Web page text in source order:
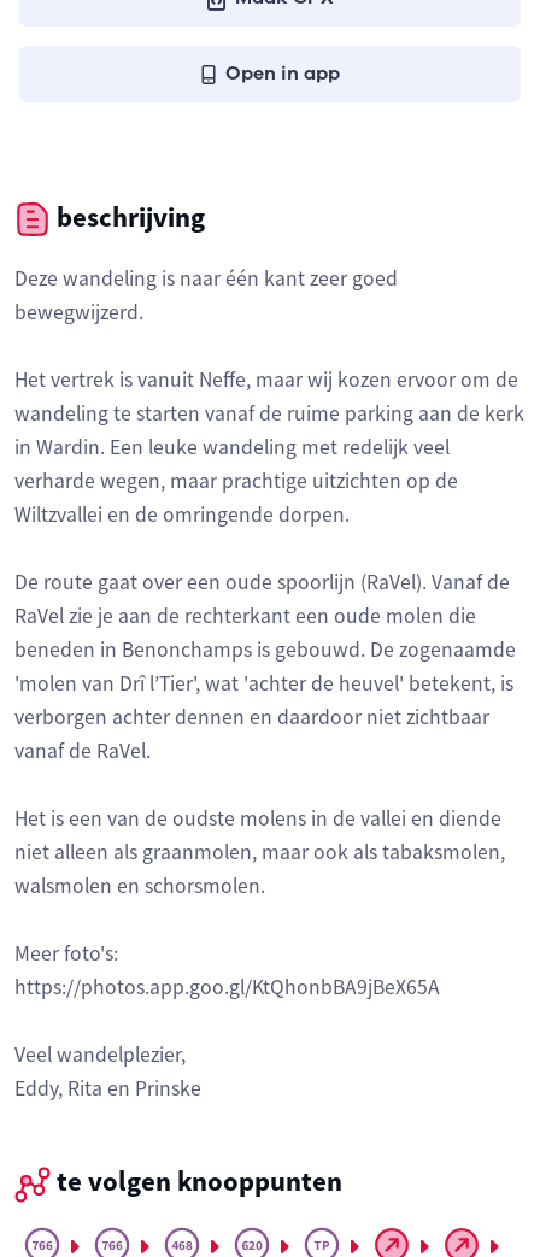
Open in app
beschrijving
Deze wandeling is naar één kant zeer goed
bewegwijzerd.
Het vertrek is vanuit Neffe, maar wij kozen ervoor om de
wandeling te starten vanaf de ruime parking aan de kerk
in Wardin. Een leuke wandeling met redelijk veel
verharde wegen, maar prachtige uitzichten op de
Wiltzvallei en de omringende dorpen.
De route gaat over een oude spoorlijn (RaVel). Vanaf de
RaVel zie je aan de rechterkant een oude molen die
beneden in Benonchamps is gebouwd. De zogenaamde
'molen van Drî l’Tier', wat 'achter de heuvel' betekent, is
verborgen achter dennen en daardoor niet zichtbaar
vanaf de RaVel.
Het is een van de oudste molens in de vallei en diende
niet alleen als graanmolen, maar ook als tabaksmolen,
walsmolen en schorsmolen.
Meer foto's:
https://photos.app.goo.gl/KtQhonbBA9jBeX65A
Veel wandelplezier,
Eddy, Rita en Prinske
te volgen knooppunten